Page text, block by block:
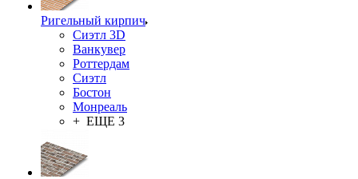
Ригельный кирпич
Сиэтл 3D
Ванкувер
Роттердам
Сиэтл
Бостон
Монреаль
+ ЕЩЕ 3